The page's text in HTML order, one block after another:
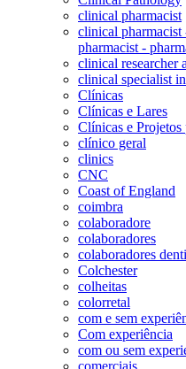
clinical pharmacist
clinical
pharmacist -
clinical researcher
clinical specialist
Clínicas
Clínicas e Lares
Clínicas e
clínico geral
clinics
CNC
Coast of England
coimbra
colaboradore
colaboradores
colaboradores
Colchester
colheitas
colorretal
com e sem
Com experiência
com ou sem
comerciais